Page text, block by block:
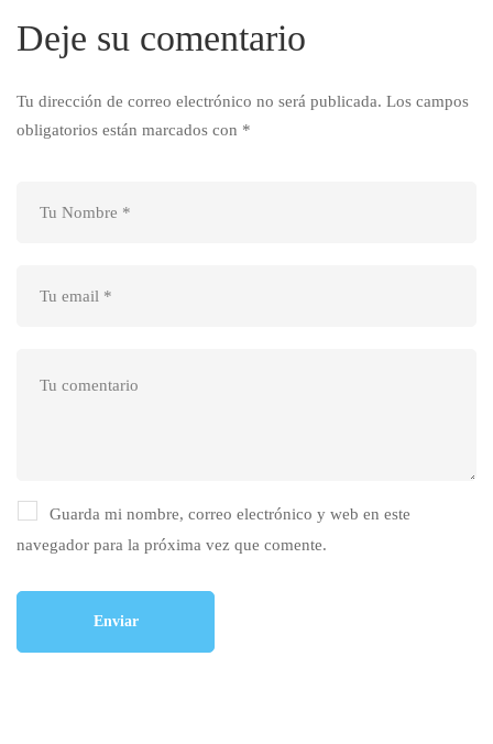
Deje su comentario
Tu dirección de correo electrónico no será publicada. Los campos
obligatorios están marcados con *
Guarda mi nombre, correo electrónico y web en este
navegador para la próxima vez que comente.